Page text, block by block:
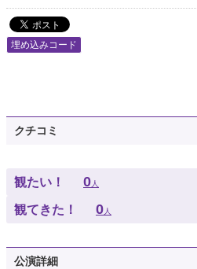
埋め込みコード
クチコミ
観たい！ 0人
観てきた！ 0人
公演詳細